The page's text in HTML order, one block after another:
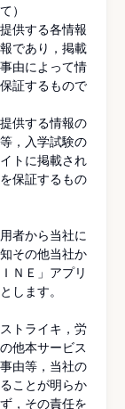
）
供する各情報
であり，掲載
由によって情
証するもので
供する情報の
，入学試験の
トに掲載され
保証するもの
者から当社に
その他当社か
ＮＥ」アプリ
します。
トライキ，労
他本サービス
由等，当社の
ことが明らか
，その責任を